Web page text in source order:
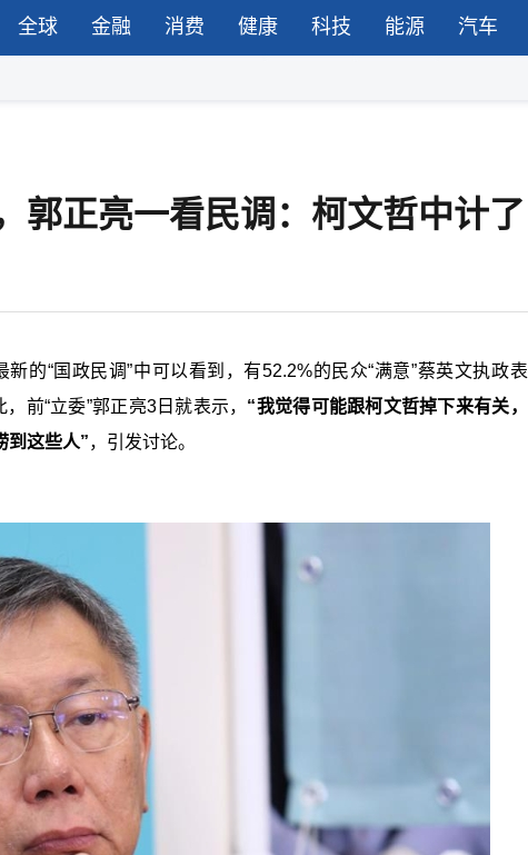
全球 金融 消费 健康 科技 能源 汽车
郭正亮一看民调：柯文哲中计了
新的“国政民调”中可以看到，有52.2%的民众“满意”蔡英文执政表
，前“立委”郭正亮3日就表示， “我觉得可能跟柯文哲掉下来有关，
到这些人”，引发讨论。